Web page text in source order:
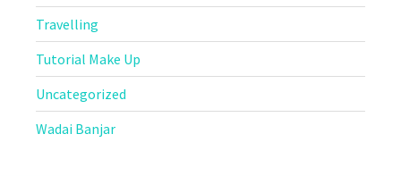
Travelling
Tutorial Make Up
Uncategorized
Wadai Banjar